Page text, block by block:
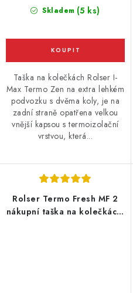
Skladem (5 ks)
Taška na kolečkách Rolser I-
Max Termo Zen na extra lehkém
podvozku s dvěma koly, je na
zadní straně opatřena velkou
vnější kapsou s termoizolační
vrstvou, která...
Rolser Termo Fresh MF 2
nákupní taška na kolečkách,